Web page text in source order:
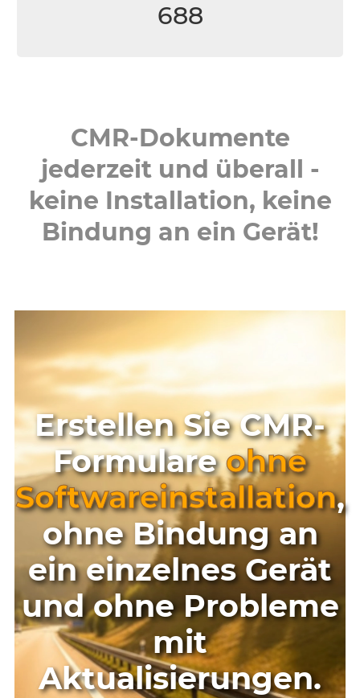
688
CMR-Dokumente
jederzeit und überall -
keine Installation, keine
Bindung an ein Gerät!
Erstellen Sie CMR-
Formulareohne
Softwareinstallation,
ohne Bindung an
ein einzelnes Gerät
und ohne Probleme
mit
Aktualisierungen.